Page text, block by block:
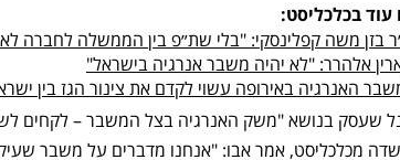
עוד בכלכליסט:
בזן משה קפלינסקי: "בלי שת״פ בין הממשלה לחברה
אלהרר: "לא יהיה משבר אנרגיה בישראל"
האנרגיה באירופה עשוי לקדם את צינור הגז בין